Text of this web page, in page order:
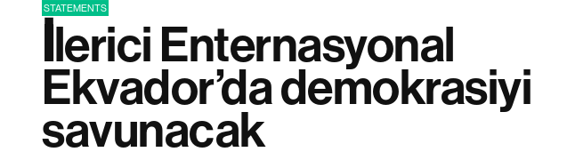
STATEMENTS
İlerici Enternasyonal
Ekvador’da demokrasiyi
savunacak